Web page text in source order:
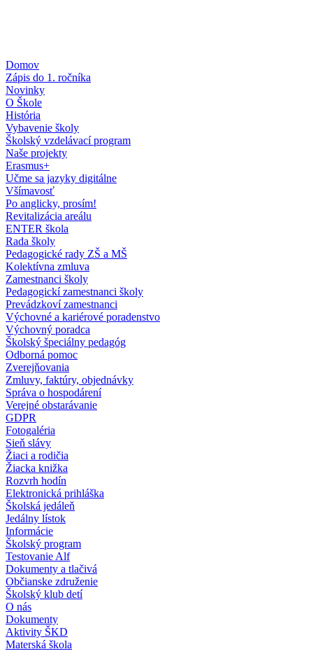
Domov
Zápis do 1. ročníka
Novinky
O Škole
História
Vybavenie školy
Školský vzdelávací program
Naše projekty
Erasmus+
Učme sa jazyky digitálne
Všímavosť
Po anglicky, prosím!
Revitalizácia areálu
ENTER škola
Rada školy
Pedagogické rady ZŠ a MŠ
Kolektívna zmluva
Zamestnanci školy
Pedagogickí zamestnanci školy
Prevádzkoví zamestnanci
Výchovné a kariérové poradenstvo
Výchovný poradca
Školský špeciálny pedagóg
Odborná pomoc
Zverejňovania
Zmluvy, faktúry, objednávky
Správa o hospodárení
Verejné obstarávanie
GDPR
Fotogaléria
Sieň slávy
Žiaci a rodičia
Žiacka knižka
Rozvrh hodín
Elektronická prihláška
Školská jedáleň
Jedálny lístok
Informácie
Školský program
Testovanie Alf
Dokumenty a tlačivá
Občianske združenie
Školský klub detí
O nás
Dokumenty
Aktivity ŠKD
Materská škola